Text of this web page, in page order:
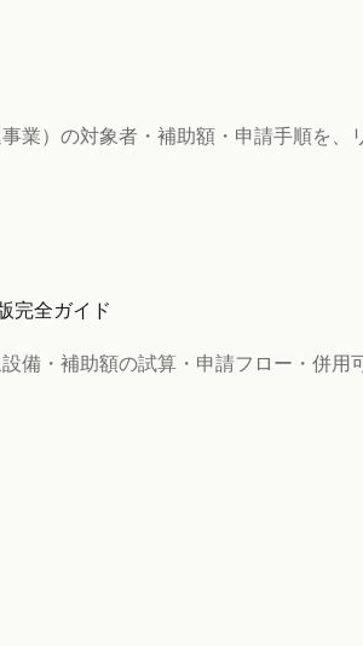
業）の対象者・補助額・申請手順を
完全ガイド
備・補助額の試算・申請フロー・併